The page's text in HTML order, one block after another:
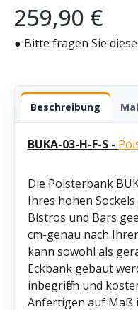
Regulärer Preis:
259,90 €
● Bitte fragen Sie
Beschreibung
BUKA-03-H-F-S -
Die Polsterbank
Ihres hohen
Bistros und Bars
cm-genau nach
kann sowohl als
Eckbank gebaut
inbegriffen und
Anfertigen auf Maß